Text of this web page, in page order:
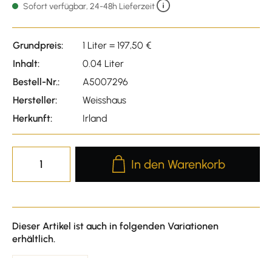
Sofort verfügbar, 24-48h Lieferzeit
Grundpreis:
1 Liter = 197,50 €
Inhalt:
0.04 Liter
Bestell-Nr.:
A5007296
Hersteller:
Weisshaus
Herkunft:
Irland
Produkt Anzahl: Gib den
In den Warenkorb
Dieser Artikel ist auch in folgenden Variationen
erhältlich.